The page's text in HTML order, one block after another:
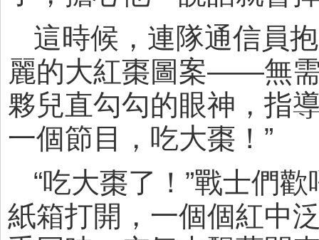
這時候，連隊通信員
麗的大紅棗圖案——無
夥兒直勾勾的眼神，指
一個節目，吃大棗！”
“吃大棗了！”戰士們
紙箱打開，一個個紅中